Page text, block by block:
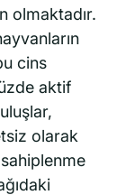
olmaktadır.
cins
aktif
olarak